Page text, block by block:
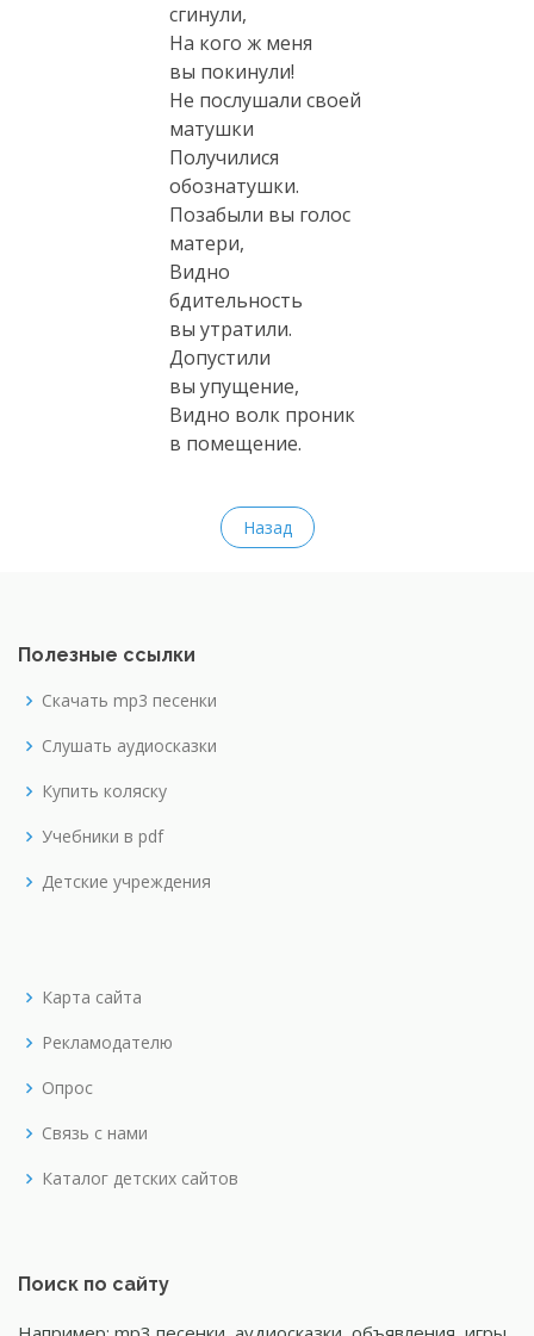
сгинули,
На кого ж меня
вы покинули!
Не послушали своей
матушки
Получилися
обознатушки.
Позабыли вы голос
матери,
Видно
бдительность
вы утратили.
Допустили
вы упущение,
Видно волк проник
в помещение.
Назад
Полезные ссылки
Скачать mp3 песенки
Слушать аудиосказки
Купить коляску
Учебники в pdf
Детские учреждения
Карта сайта
Рекламодателю
Опрос
Связь с нами
Каталог детских сайтов
Поиск по сайту